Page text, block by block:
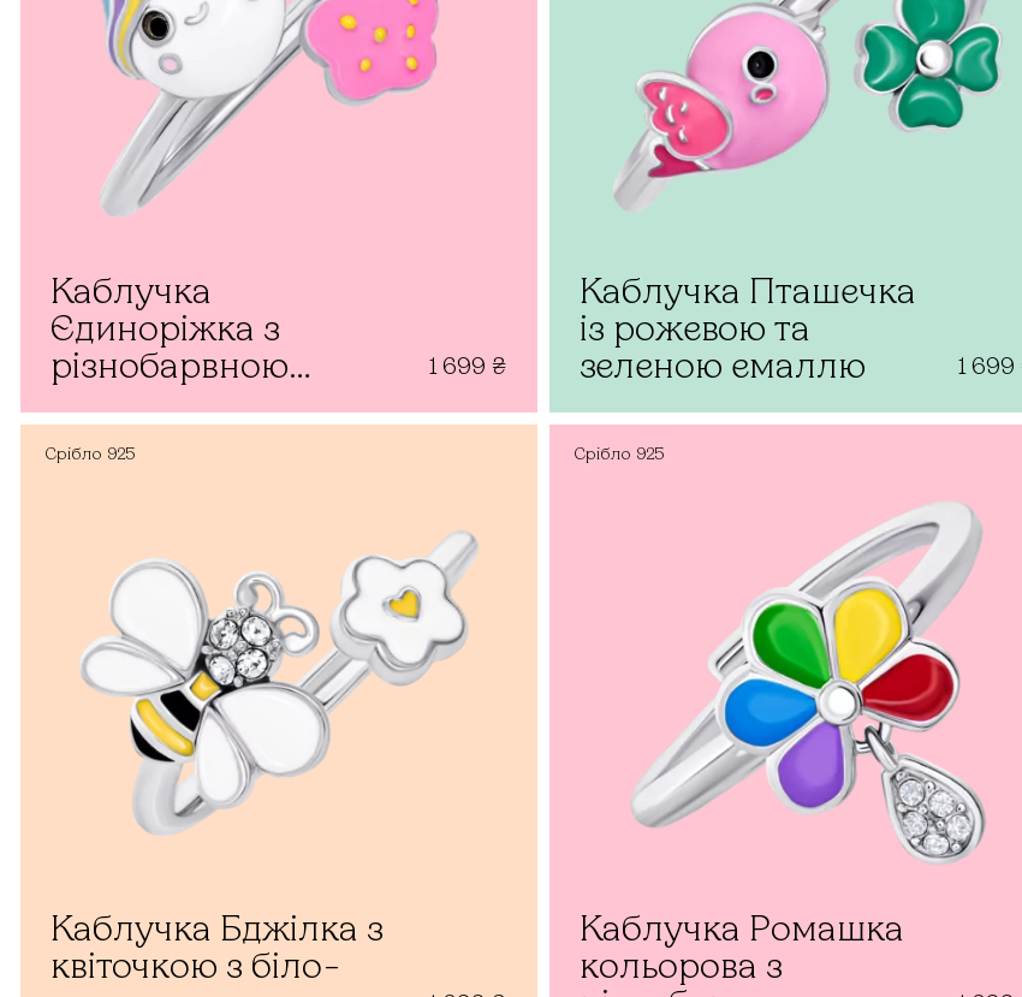
Каблучка
Єдиноріжка з
різнобарвною
емаллю
1 699 ₴
Каблучка Пташечка
із рожевою та
зеленою емаллю
1 699
Срібло 925
Каблучка Бджілка з
квіточкою з біло-
Срібло 925
Каблучка Ромашка
кольорова з